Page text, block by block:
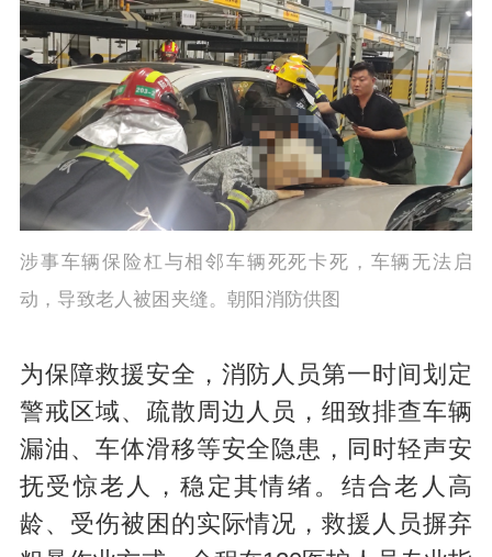
涉事车辆保险杠与相邻车辆死死卡死，车辆无法启
动，导致老人被困夹缝。朝阳消防供图
为保障救援安全，消防人员第一时间划定
警戒区域、疏散周边人员，细致排查车辆
漏油、车体滑移等安全隐患，同时轻声安
抚受惊老人，稳定其情绪。结合老人高
龄、受伤被困的实际情况，救援人员摒弃